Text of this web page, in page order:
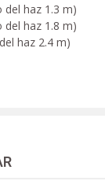
del haz 1.3 m)
del haz 1.8 m)
haz 2.4 m)